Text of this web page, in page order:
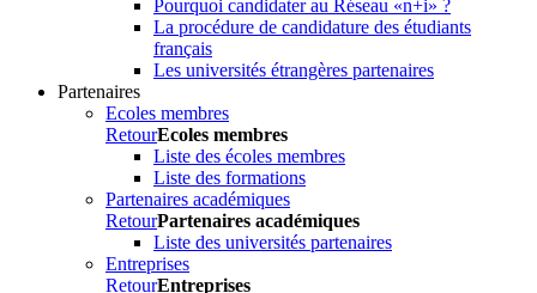
Pourquoi candidater au Réseau «n+i» ?
La procédure de candidature des étudiants
français
Les universités étrangères partenaires
Partenaires
Ecoles membres
RetourEcoles membres
Liste des écoles membres
Liste des formations
Partenaires académiques
RetourPartenaires académiques
Liste des universités partenaires
Entreprises
RetourEntreprises